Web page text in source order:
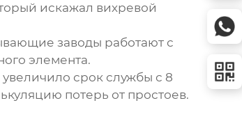
искажал вихревой
заводы работают с
элемента.
срок службы с 8
потерь от простоев.